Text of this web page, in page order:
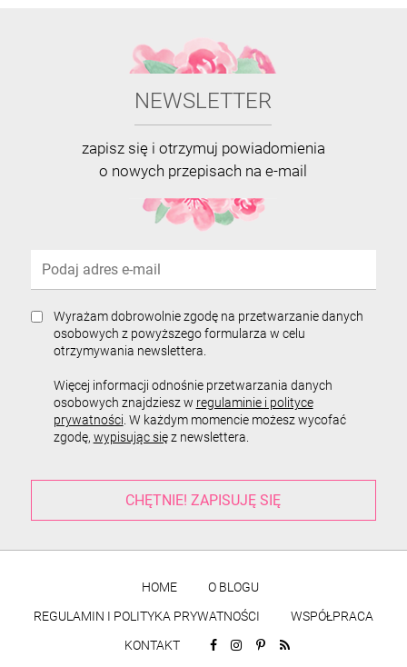
NEWSLETTER
zapisz się i otrzymuj powiadomienia
o nowych przepisach na e-mail
Wyrażam dobrowolnie zgodę na przetwarzanie danych
osobowych z powyższego formularza w celu
otrzymywania newslettera.
Więcej informacji odnośnie przetwarzania danych
osobowych znajdziesz w regulaminie i polityce
prywatności . W każdym momencie możesz wycofać
zgodę, wypisując sięz newslettera.
HOME
O BLOGU
REGULAMIN I POLITYKA PRYWATNOŚCI
WSPÓŁPRACA
KONTAKT